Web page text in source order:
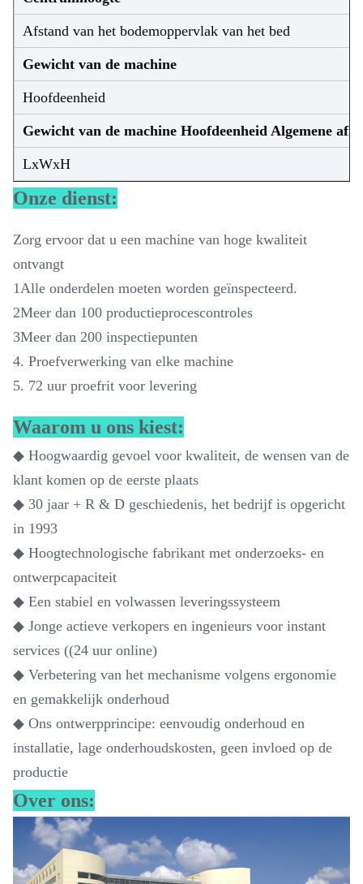
Afstand van het bodemoppervlak van het bed
Gewicht van de machine
Hoofdeenheid
Gewicht van de machine Hoofdeenheid Algemene
LxWxH
Onze dienst:
Zorg ervoor dat u een machine van hoge kwaliteit
ontvangt
1Alle onderdelen moeten worden geïnspecteerd.
2Meer dan 100 productieprocescontroles
3Meer dan 200 inspectiepunten
4. Proefverwerking van elke machine
5. 72 uur proefrit voor levering
Waarom u ons kiest:
◆ Hoogwaardig gevoel voor kwaliteit, de wensen van de
klant komen op de eerste plaats
◆ 30 jaar + R & D geschiedenis, het bedrijf is opgericht
in 1993
◆ Hoogtechnologische fabrikant met onderzoeks- en
ontwerpcapaciteit
◆ Een stabiel en volwassen leveringssysteem
◆ Jonge actieve verkopers en ingenieurs voor instant
services ((24 uur online)
◆ Verbetering van het mechanisme volgens ergonomie
en gemakkelijk onderhoud
◆ Ons ontwerpprincipe: eenvoudig onderhoud en
installatie, lage onderhoudskosten, geen invloed op de
productie
Over ons: